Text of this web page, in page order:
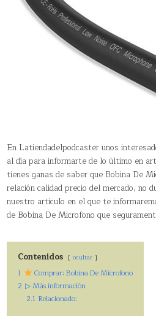
En Latiendadelpodcaster unos
al día para informarte de lo último en
tienes ganas de saber que Bobina De
relación calidad precio del mercado, no
nuestro articulo en el que te
de Bobina De Microfono que
Contenidos ocultar
1
Comprar: Bobina De Microfono
2 ▷ Más información
2.1 Relacionado: